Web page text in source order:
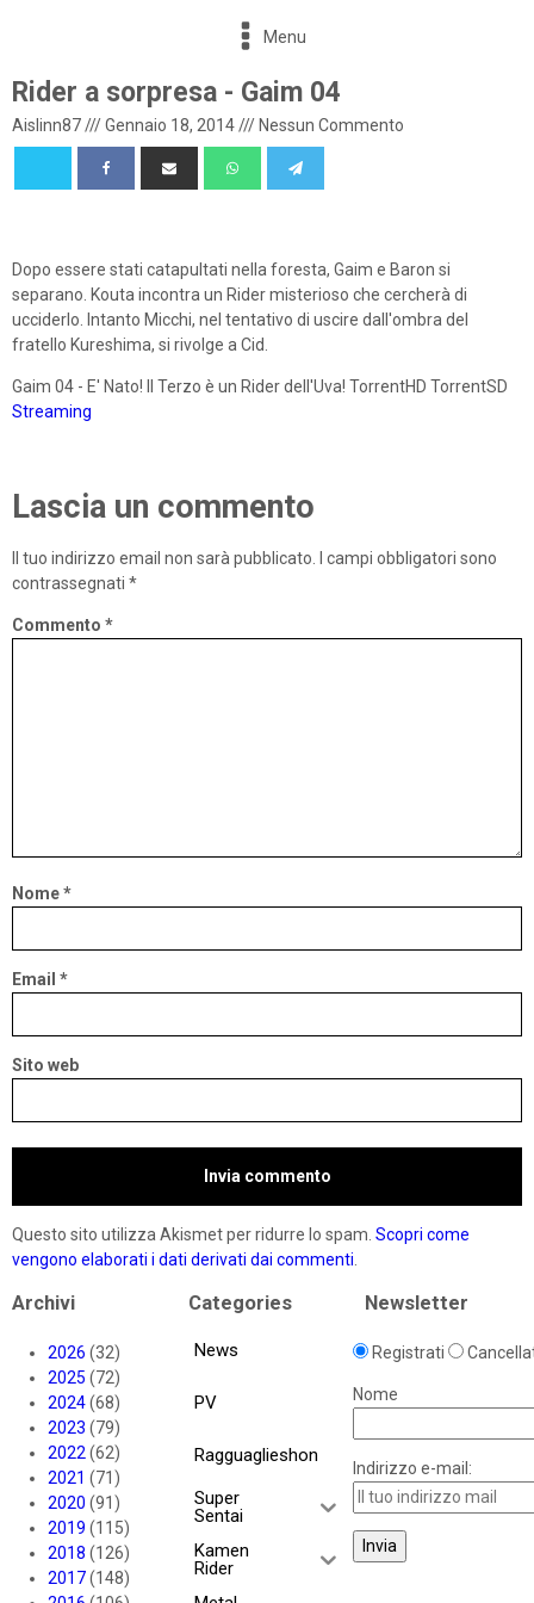
Menu
Rider a sorpresa - Gaim 04
Aislinn87///Gennaio 18, 2014/// Nessun Commento
Dopo essere stati catapultati nella foresta, Gaim e Baron si
separano. Kouta incontra un Rider misterioso che cercherà di
ucciderlo. Intanto Micchi, nel tentativo di uscire dall'ombra del
fratello Kureshima, si rivolge a Cid.
Gaim 04 - E' Nato! Il Terzo è un Rider dell'Uva! TorrentHD TorrentSD
Streaming
Lascia un commento
Il tuo indirizzo email non sarà pubblicato.
I campi obbligatori sono
contrassegnati *
Commento *
Nome*
Email *
Sito web
Questo sito utilizza Akismet per ridurre lo spam. Scopri come
vengono elaborati i dati derivati dai commenti.
Archivi
2026 (32)
2025 (72)
2024(68)
2023 (79)
2022(62)
2021 (71)
2020 (91)
2019 (115)
2018 (126)
2017(148)
Categories
News
PV
Ragguaglieshon
Super
Sentai
Kamen
Rider
Newsletter
Registrati
Nome
Indirizzo e-mail: